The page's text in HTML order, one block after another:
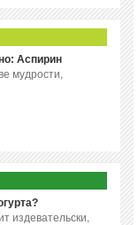
Аспирин
мудрости,
издевательски,